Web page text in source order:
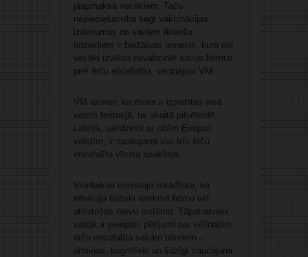
jāapmaksā vecākiem. Taču
nepieciešamība segt vakcinācijas
izdevumus no saviem finanšu
līdzekļiem ir biežākais iemesls, kura dēļ
vecāki izvēlas nevakcinēt savus bērnus
pret ērču encefalītu, secinājusi VM.
VM uzsver, ka ērces ir izplatītas visā
valsts teritorijā, tai skaitā pilsētvidē.
Latvijā, salīdzinot ar citām Eiropas
valstīm, ir sastopami visi trīs ērču
encefalīta vīrusa apakštipi.
Vienlaikus ministrija norādījusi, ka
infekcija būtiski ietekmē bērnu vēl
attīstošos nervu sistēmu. Tāpat arvien
vairāk ir pieejami pētījumi par vēlīnajām
ērču encefalīta sekām bērniem –
atmiņas, kognitīvie un līdzīgi traucējumi